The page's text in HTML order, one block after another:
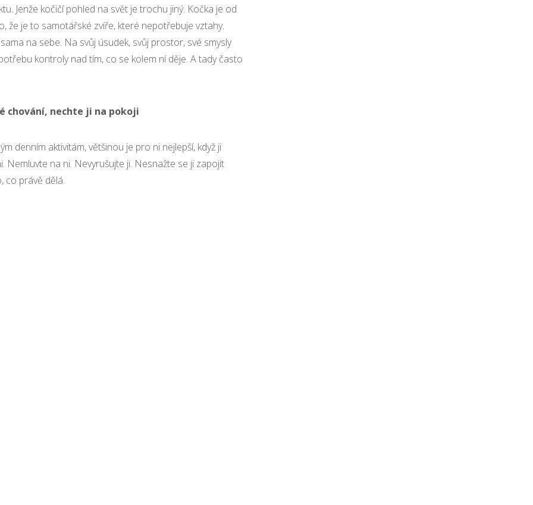
Jenže kočičí pohled na svět je trochu jiný. Kočka je od
že je to samotářské zvíře, které nepotřebuje vztahy.
na sebe. Na svůj úsudek, svůj prostor, své smysly
kontroly nad tím, co se kolem ní děje. A tady často
chování, nechte ji na pokoji
denním aktivitám, většinou je pro ni nejlepší, když ji
Nemluvte na ni. Nevyrušujte ji. Nesnažte se ji zapojit
co právě dělá.